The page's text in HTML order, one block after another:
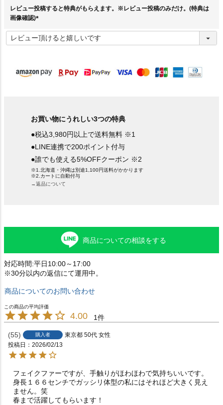
レビュー投稿すると特典がもらえます。※レビュー投稿のみだけ。(特典は
画像確認)
必
須
お買い物にうれしい3つの特典
●税込3,980円以上で送料無料 ※1
●LINE連携で200ポイント付与
●誰でも使える5%OFFクーポン ※2
※1.北海道・沖縄は別途1,100円送料がかかります
※2.カートに自動付与
→返品について
商品についての相談をする
対応時間:平日10:00～17:00
※30分以内の返信にて運用中。
商品についてのお問い合わせ
4.00 1
55 購入者 東京都 50代 女性
投稿日
2026/02/13
フェイクファーですが、手触りがほわほわで気持ちいいです。
身長１６６センチでガッシリ体型の私にはそれほど大きく見え
ません。笑
春まで活躍してもらいます！